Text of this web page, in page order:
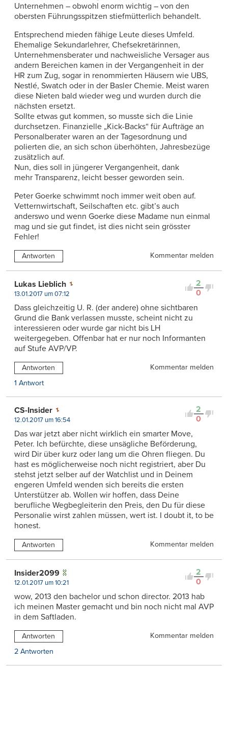
Unternehmen – obwohl enorm wichtig – von den
obersten Führungsspitzen stiefmütterlich behandelt.
Entsprechend mieden fähige Leute dieses Umfeld.
Ehemalige Sekundarlehrer, Chefsekretärinnen,
Unternehmensberater und nachweisliche Versager aus
andern Bereichen kamen in der Vergangenheit in der
HR zum Zug, sogar in renommierten Häusern wie UBS,
Nestlé, Swatch oder in der Basler Chemie. Meist waren
diese Nieten bald wieder weg und wurden durch die
nächsten ersetzt.
Sollte etwas gut kommen, so musste sich die Linie
durchsetzen. Finanzielle „Kick-Backs“ für Aufträge an
Personalberater waren an der Tagesordnung und
polierten die, an sich schon überhöhten, Jahresbezüge
zusätzlich auf.
Nun, dies soll in jüngerer Vergangenheit, dank
mehr Transparenz, leicht besser geworden sein.
Peter Goerke schwimmt noch immer weit oben auf.
Vetternwirtschaft, Seilschaften etc. gibt’s auch
anderswo und wenn Goerke diese Madame nun einmal
mag und sie gut findet, ist dies nicht sein grösster
Fehler!
Antworten Kommentar melden
2
0
Lukas Lieblich
13.01.2017 um 07:12
Dass gleichzeitig U. R. (der andere) ohne sichtbaren
Grund die Bank verlassen musste, scheint nicht zu
interessieren oder wurde gar nicht bis LH
weitergegeben. Offenbar hat er nur noch Informanten
auf Stufe AVP/VP.
Antworten
Kommentar melden
1 Antwort
2
0
CS-Insider
12.01.2017 um 16:54
Das war jetzt aber nicht wirklich ein smarter Move,
Peter. Ich befürchte, diese unsägliche Beförderung,
wird Dir über kurz oder lang um die Ohren fliegen. Du
hast es möglicherweise noch nicht registriert, aber Du
stehst jetzt selber auf der Watchlist und in Deinem
engeren Umfeld wenden sich bereits die ersten
Unterstützer ab. Wollen wir hoffen, dass Deine
berufliche Wegbegleiterin den Preis, den Du für diese
Personalie wirst zahlen müssen, wert ist. I doubt it, to be
honest.
Antworten Kommentar melden
2
0
Insider2099
12.01.2017 um 10:21
wow, 2013 den bachelor und schon director. 2013 hab
ich meinen Master gemacht und bin noch nicht mal AVP
in dem Saftladen.
Antworten
Kommentar melden
2 Antworten